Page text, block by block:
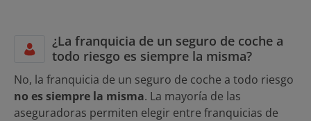
¿La franquicia de un seguro de coche a
todo riesgo es siempre la misma?
No, la franquicia de un seguro de coche a todo riesgo
no es siempre la misma. La mayoría de las
aseguradoras permiten elegir entre franquicias de